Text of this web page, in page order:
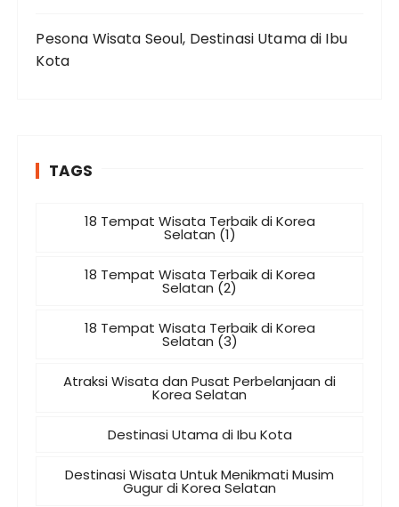
Pesona Wisata Seoul, Destinasi Utama di Ibu
Kota
TAGS
18 Tempat Wisata Terbaik di Korea
Selatan (1)
18 Tempat Wisata Terbaik di Korea
Selatan (2)
18 Tempat Wisata Terbaik di Korea
Selatan (3)
Atraksi Wisata dan Pusat Perbelanjaan di
Korea Selatan
Destinasi Utama di Ibu Kota
Destinasi Wisata Untuk Menikmati Musim
Gugur di Korea Selatan